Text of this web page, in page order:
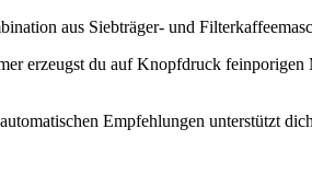
aus Siebträger- und
erzeugst du auf Knopfdruck feinporigen
Empfehlungen unterstützt